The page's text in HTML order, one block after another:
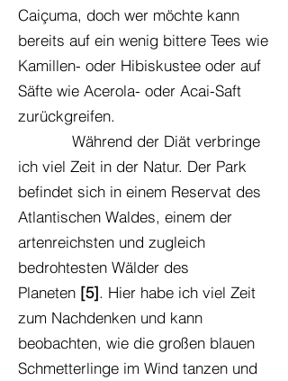
Caiçuma, doch wer möchte kann
bereits auf ein wenig bittere Tees wie
Kamillen- oder Hibiskustee oder auf
Säfte wie Acerola- oder Acai-Saft
zurückgreifen.
Während der Diät verbringe
ich viel Zeit in der Natur. Der Park
befindet sich in einem Reservat des
Atlantischen Waldes, einem der
artenreichsten und zugleich
bedrohtesten Wälder des
Planeten [5]. Hier habe ich viel Zeit
zum Nachdenken und kann
beobachten, wie die großen blauen
Schmetterlinge im Wind tanzen und